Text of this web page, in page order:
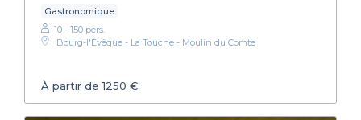
Gastronomique
10 - 150 pers.
Bourg-l'Évêque - La Touche - Moulin du Comte
À partir de 1250 €